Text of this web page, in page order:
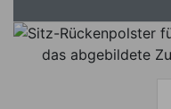
das abgebildete